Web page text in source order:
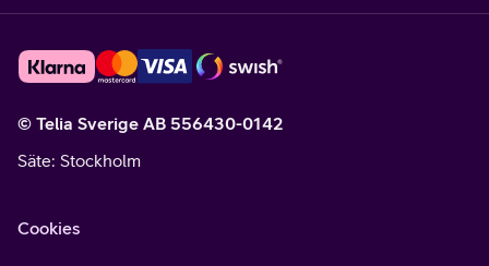
© Telia Sverige AB 556430-0142
Säte: Stockholm
Cookies